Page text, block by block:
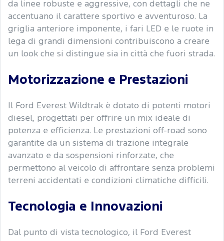
da linee robuste e aggressive, con dettagli che ne
accentuano il carattere sportivo e avventuroso. La
griglia anteriore imponente, i fari LED e le ruote in
lega di grandi dimensioni contribuiscono a creare
un look che si distingue sia in città che fuori strada.
Motorizzazione e Prestazioni
Il Ford Everest Wildtrak è dotato di potenti motori
diesel, progettati per offrire un mix ideale di
potenza e efficienza. Le prestazioni off-road sono
garantite da un sistema di trazione integrale
avanzato e da sospensioni rinforzate, che
permettono al veicolo di affrontare senza problemi
terreni accidentati e condizioni climatiche difficili.
Tecnologia e Innovazioni
Dal punto di vista tecnologico, il Ford Everest